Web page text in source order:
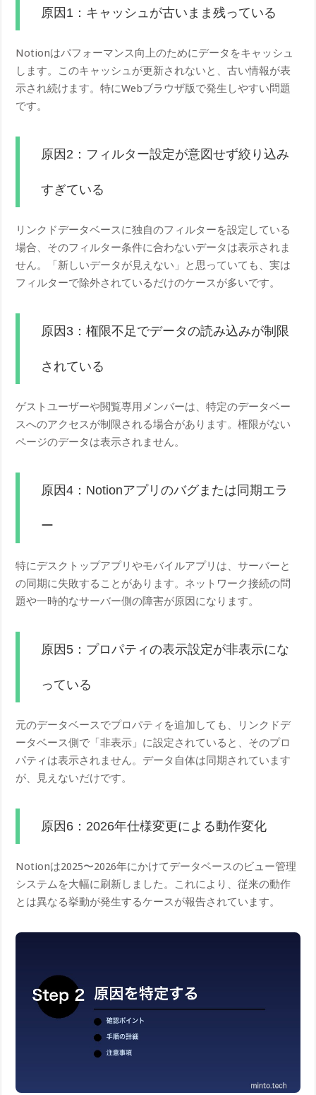
原因1：キャッシュが古いまま残っている
Notionはパフォーマンス向上のためにデータをキャッシュ
します。このキャッシュが更新されないと、古い情報が表
示され続けます。特にWebブラウザ版で発生しやすい問題
です。
原因2：フィルター設定が意図せず絞り込み
すぎている
リンクドデータベースに独自のフィルターを設定している
場合、そのフィルター条件に合わないデータは表示されま
せん。「新しいデータが見えない」と思っていても、実は
フィルターで除外されているだけのケースが多いです。
原因3：権限不足でデータの読み込みが制限
されている
ゲストユーザーや閲覧専用メンバーは、特定のデータベー
スへのアクセスが制限される場合があります。権限がない
ページのデータは表示されません。
原因4：Notionアプリのバグまたは同期エラ
ー
特にデスクトップアプリやモバイルアプリは、サーバーと
の同期に失敗することがあります。ネットワーク接続の問
題や一時的なサーバー側の障害が原因になります。
原因5：プロパティの表示設定が非表示にな
っている
元のデータベースでプロパティを追加しても、リンクドデ
ータベース側で「非表示」に設定されていると、そのプロ
パティは表示されません。データ自体は同期されています
が、見えないだけです。
原因6：2026年仕様変更による動作変化
Notionは2025〜2026年にかけてデータベースのビュー管理
システムを大幅に刷新しました。これにより、従来の動作
とは異なる挙動が発生するケースが報告されています。